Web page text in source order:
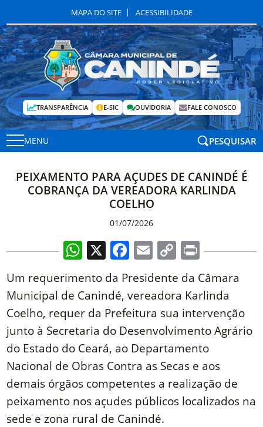
MAPA DO SITE ACESSIBILIDADE
TRANSPARÊNCIA E-SIC OUVIDORIA FALE CONOSCO
MENU PESQUISAR
PEIXAMENTO PARA AÇUDES DE CANINDÉ É
COBRANÇA DA VEREADORA KARLINDA
COELHO
01/07/2026
WhatsApp
X Facebook
EmailCopy
Link
Print
Um requerimento da Presidente da Câmara
Municipal de Canindé, vereadora Karlinda
Coelho, requer da Prefeitura sua intervenção
junto à Secretaria do Desenvolvimento Agrário
do Estado do Ceará, ao Departamento
Nacional de Obras Contra as Secas e aos
demais órgãos competentes a realização de
peixamento nos açudes públicos localizados na
sede e zona rural de Canindé.